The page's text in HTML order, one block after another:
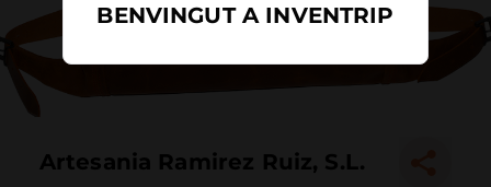
Artesania Ramirez Ruiz, S.L.
BENVINGUT A INVENTRIP